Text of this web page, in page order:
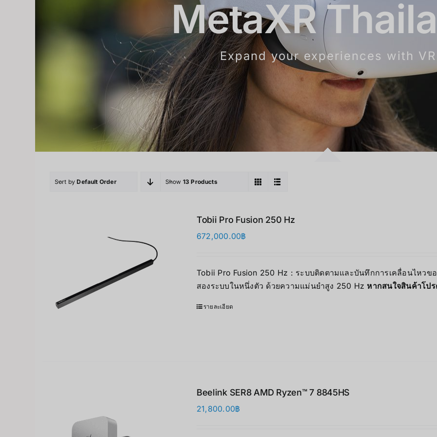
MetaXR
Expand your experiences with VR
Sort byDefault Order Show 13 Products
Tobii Pro Fusion 250 Hz
672,000.00฿
Tobii Pro Fusion 250 Hz : ระบบติดตามและบันทึกการเคลื่อนไหวข
สองระบบในหนึ่งตัว ด้วยความแม่นยำสูง 250 Hz หากสนใจสินค้าโป
รายละเอียด
Beelink SER8 AMD Ryzen™ 7 8845HS
21,800.00฿